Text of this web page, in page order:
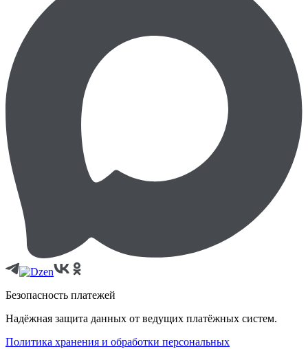
Безопасность платежей
Надёжная защита данных от ведущих платёжных систем.
Политика хранения и обработки персональных